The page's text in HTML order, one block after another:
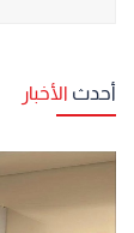
أحدث الأخبار